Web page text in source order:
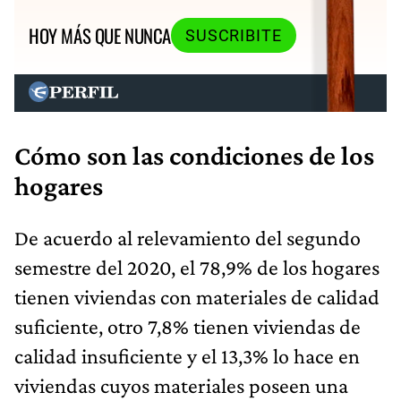
HOY MÁS QUE NUNCA
SUSCRIBITE
Cómo son las condiciones de los
hogares
De acuerdo al relevamiento del segundo
semestre del 2020, el 78,9% de los hogares
tienen viviendas con materiales de calidad
suficiente, otro 7,8% tienen viviendas de
calidad insuficiente y el 13,3% lo hace en
viviendas cuyos materiales poseen una